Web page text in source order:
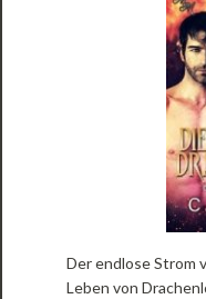
Der endlose Strom
Leben von